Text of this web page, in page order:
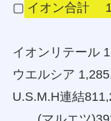
▢ イオン合計
イオンリテール
ウエルシア
U.S.M.H連結